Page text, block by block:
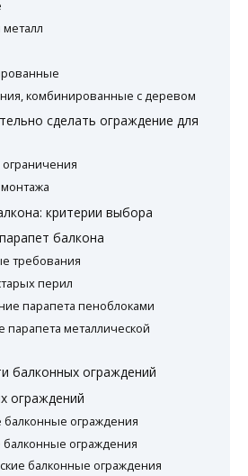
комбинированные с деревом
сделать ограждение для
критерии выбора
балкона
требования
перил
парапета пеноблоками
парапета металлической
балконных ограждений
ограждений
ограждения
ограждения
балконные ограждения